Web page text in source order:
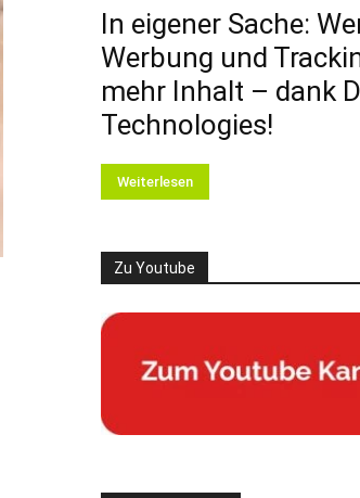
In eigener Sache:
Werbung und
mehr Inhalt – dank
Technologies!
Weiterlesen
Zu Youtube